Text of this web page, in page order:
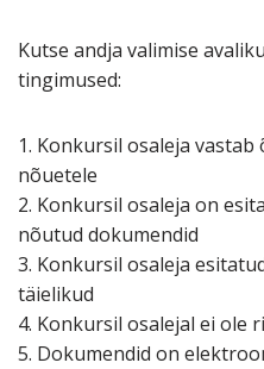
Kutse andja valimise
tingimused:
1. Konkursil osaleja
nõuetele
2. Konkursil osaleja on
nõutud dokumendid
3. Konkursil osaleja
täielikud
4. Konkursil osalejal ei ole
5. Dokumendid on